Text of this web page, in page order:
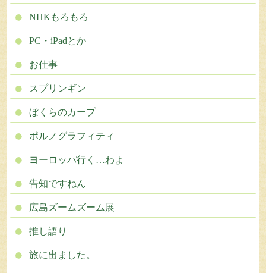
NHKもろもろ
PC・iPadとか
お仕事
スプリンギン
ぼくらのカープ
ポルノグラフィティ
ヨーロッパ行く…わよ
告知ですねん
広島ズームズーム展
推し語り
旅に出ました。